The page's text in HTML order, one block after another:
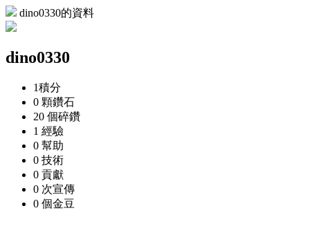
dino0330的資料
dino0330
1積分
0 顆鑽石
20 個碎鑽
1 經驗
0 幫助
0 技術
0 貢獻
0 次宣傳
0 個金豆